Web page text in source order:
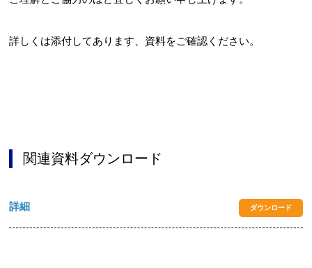
詳しくは添付してあります、資料をご確認ください。
関連資料ダウンロード
詳細 ダウンロード